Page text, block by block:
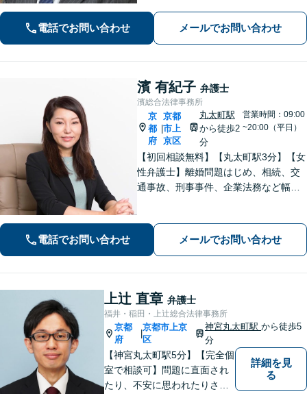
続・遺言】相談者さまに寄り添い、円
滑な相続を目指します
電話でお問い合わせ メールでお問い合わせ
濱 有紀子 弁護士
濱総合法律事務所
京
都
府
京都
市上
京区
丸太町駅
から徒歩2
分
営業時間：09:00
~20:00（平日）
【初回相談無料】【丸太町駅3分】【女
性弁護士】離婚問題はじめ、相続、交
通事故、刑事事件、企業法務など幅広
します。【完全個室】
電話でお問い合わせ メールでお問い合わせ
上辻 直章 弁護士
福井・稲田・上辻総合法律事務所
京都
府
|
京都市上京
区
神宮丸太町駅から徒歩5
分
【神宮丸太町駅5分】【完全個
室で相談可】問題に直面され
たり、不安に思われたりされ
詳細を見
る